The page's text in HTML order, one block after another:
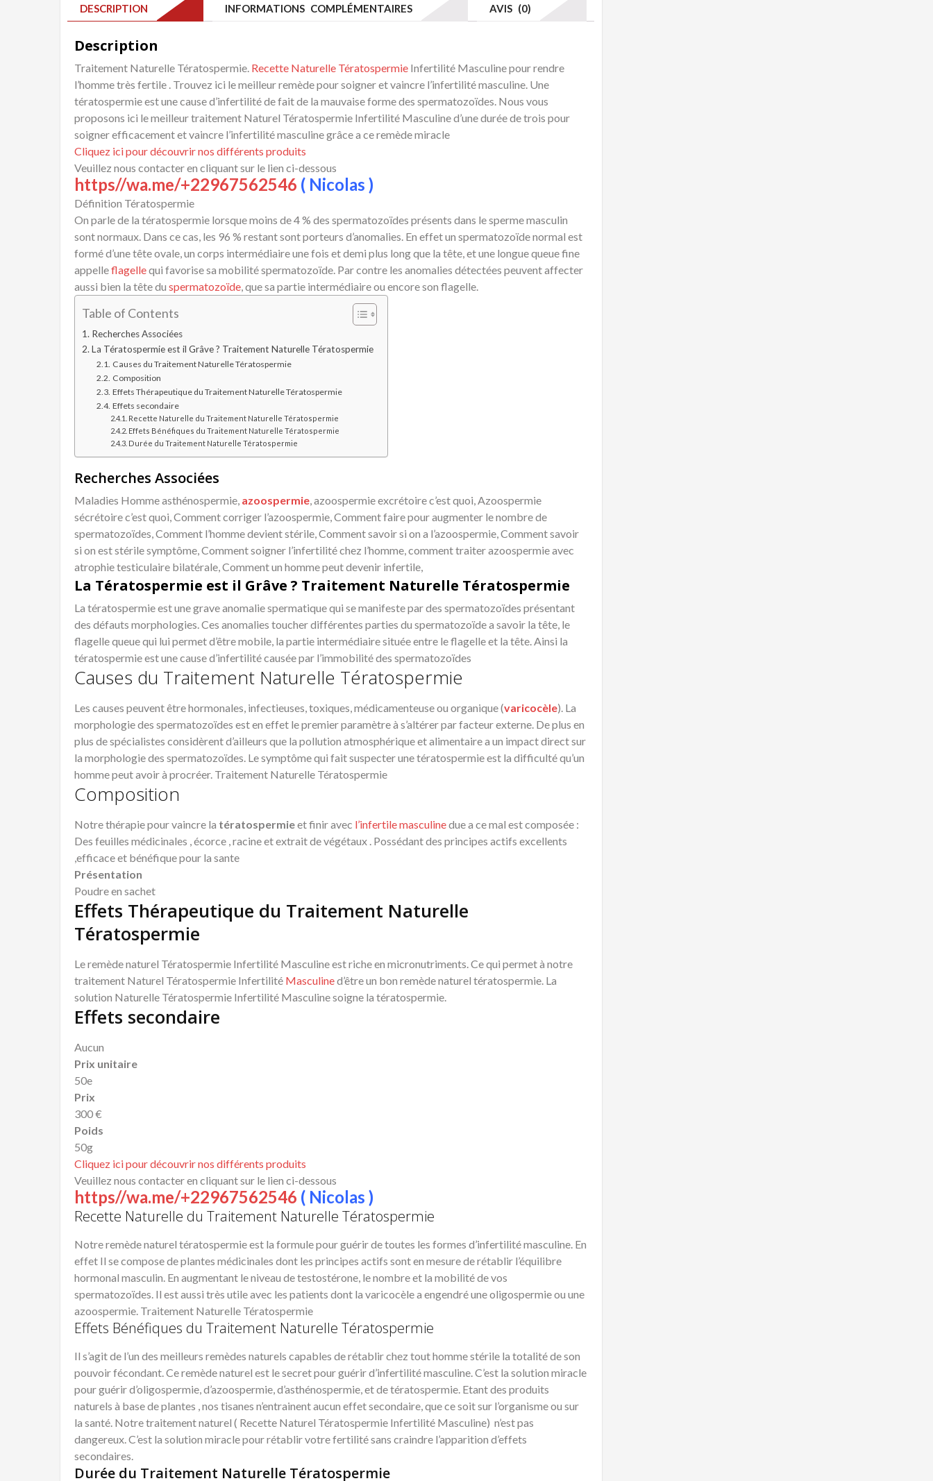
DESCRIPTION INFORMATIONS COMPLÉMENTAIRES AVIS (0)
Description
Traitement Naturelle Tératospermie. Recette Naturelle Tératospermie Infertilité Masculine pour rendre
l’homme très fertile . Trouvez ici le meilleur remède pour soigner et vaincre l’infertilité masculine. Une
tératospermie est une cause d’infertilité de fait de la mauvaise forme des spermatozoïdes. Nous vous
proposons ici le meilleur traitement Naturel Tératospermie Infertilité Masculine d’une durée de trois pour
soigner efficacement et vaincre l’infertilité masculine grâce a ce remède miracle
Cliquez ici pour découvrir nos différents produits
Veuillez nous contacter en cliquant sur le lien ci-dessous
https//wa.me/+22967562546 ( Nicolas )
Définition Tératospermie
On parle de la tératospermie lorsque moins de 4 % des spermatozoïdes présents dans le sperme masculin
sont normaux. Dans ce cas, les 96 % restant sont porteurs d’anomalies. En effet un spermatozoïde normal est
formé d’une tête ovale, un corps intermédiaire une fois et demi plus long que la tête, et une longue queue fine
appelleflagellequi favorise sa mobilité spermatozoïde. Par contre les anomalies détectées peuvent affecter
aussi bien la tête du spermatozoïde, que sa partie intermédiaire ou encore son flagelle.
Table of Contents
Recherches Associées
La Tératospermie est il Grâve ? Traitement Naturelle Tératospermie
Causes du Traitement Naturelle Tératospermie
Composition
Effets Thérapeutique du Traitement Naturelle Tératospermie
Effets secondaire
Recette Naturelle du Traitement Naturelle Tératospermie
Effets Bénéfiques du Traitement Naturelle Tératospermie
Durée du Traitement Naturelle Tératospermie
Recherches Associées
Maladies Hommeasthénospermie, azoospermie, azoospermie excrétoire c’est quoi, Azoospermie
sécrétoire c’est quoi, Comment corriger l’azoospermie, Comment faire pour augmenter le nombre de
spermatozoïdes, Comment l’homme devient stérile, Comment savoir si on a l’azoospermie, Comment savoir
si on est stérile symptôme, Comment soigner l’infertilité chez l’homme, comment traiter azoospermie avec
atrophie testiculaire bilatérale, Comment un homme peut devenir infertile,
La Tératospermie est il Grâve ? Traitement Naturelle Tératospermie
La tératospermie est une grave anomalie spermatique qui se manifeste par des spermatozoïdes présentant
des défauts morphologies. Ces anomalies toucher différentes parties du spermatozoïde a savoir la tête, le
flagelle queue qui lui permet d’être mobile, la partie intermédiaire située entre le flagelle et la tête. Ainsi la
tératospermie est une cause d’infertilité causée par l’immobilité des spermatozoïdes
Causes du Traitement Naturelle Tératospermie
Les causes peuvent être hormonales, infectieuses, toxiques, médicamenteuse ou organique (varicocèle). La
morphologie des spermatozoïdes est en effet le premier paramètre à s’altérer par facteur externe. De plus en
plus de spécialistes considèrent d’ailleurs que la pollution atmosphérique et alimentaire a un impact direct sur
la morphologie des spermatozoïdes. Le symptôme qui fait suspecter une tératospermie est la difficulté qu’un
homme peut avoir à procréer. Traitement Naturelle Tératospermie
Composition
Notre thérapie pour vaincre la tératospermieet finir avec l’infertile masculinedue a ce mal est composée :
Des feuilles médicinales , écorce , racine et extrait de végétaux . Possédant des principes actifs excellents
,efficace et bénéfique pour la sante
Présentation
Poudre en sachet
Effets Thérapeutique du Traitement Naturelle
Tératospermie
Le remède naturel Tératospermie Infertilité Masculine est riche en micronutriments. Ce qui permet à notre
traitement Naturel Tératospermie Infertilité Masculined’être un bon remède naturel tératospermie. La
solution Naturelle Tératospermie Infertilité Masculine soigne la tératospermie.
Effets secondaire
Aucun
Prix unitaire
50e
Prix
300 €
Poids
50g
Cliquez ici pour découvrir nos différents produits
Veuillez nous contacter en cliquant sur le lien ci-dessous
https//wa.me/+22967562546 ( Nicolas )
Recette Naturelle du Traitement Naturelle Tératospermie
Notre remède naturel tératospermie est la formule pour guérir de toutes les formes d’infertilité masculine. En
effet Il se compose de plantes médicinales dont les principes actifs sont en mesure de rétablir l’équilibre
hormonal masculin. En augmentant le niveau de testostérone, le nombre et la mobilité de vos
spermatozoïdes. Il est aussi très utile avec les patients dont la varicocèle a engendré une oligospermie ou une
azoospermie. Traitement Naturelle Tératospermie
Effets Bénéfiques du Traitement Naturelle Tératospermie
Il s’agit de l’un des meilleurs remèdes naturels capables de rétablir chez tout homme stérile la totalité de son
pouvoir fécondant. Ce remède naturel est le secret pour guérir d’infertilité masculine. C’est la solution miracle
pour guérir d’oligospermie, d’azoospermie, d’asthénospermie, et de tératospermie. Etant des produits
naturels à base de plantes , nos tisanes n’entrainent aucun effet secondaire, que ce soit sur l’organisme ou sur
la santé. Notre traitement naturel ( Recette Naturel Tératospermie Infertilité Masculine) n’est pas
dangereux. C’est la solution miracle pour rétablir votre fertilité sans craindre l’apparition d’effets
secondaires.
Durée du Traitement Naturelle Tératospermie